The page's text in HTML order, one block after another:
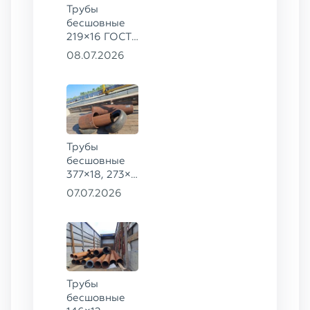
Трубы
бесшовные
219×16 ГОСТ
8732-78, ст.
08.07.2026
Трубы
бесшовные
377×18, 273×8
ГОСТ 8732-
09Г2С
07.07.2026
Трубы
бесшовные